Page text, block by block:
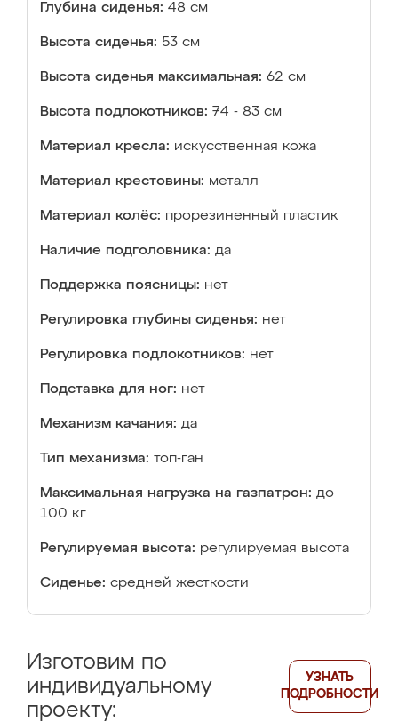
Глубина сиденья: 48 см
Высота сиденья: 53 см
Высота сиденья максимальная: 62 см
Высота подлокотников: 74 - 83 см
Материал кресла: искусственная кожа
Материал крестовины: металл
Материал колёс: прорезиненный пластик
Наличие подголовника: да
Поддержка поясницы: нет
Регулировка глубины сиденья: нет
Регулировка подлокотников: нет
Подставка для ног: нет
Механизм качания: да
Тип механизма: топ-ган
Максимальная нагрузка на газпатрон: до
100 кг
Регулируемая высота: регулируемая высота
Сиденье: средней жесткости
Изготовим по
индивидуальному
проекту:
УЗНАТЬ
ПОДРОБНОСТИ